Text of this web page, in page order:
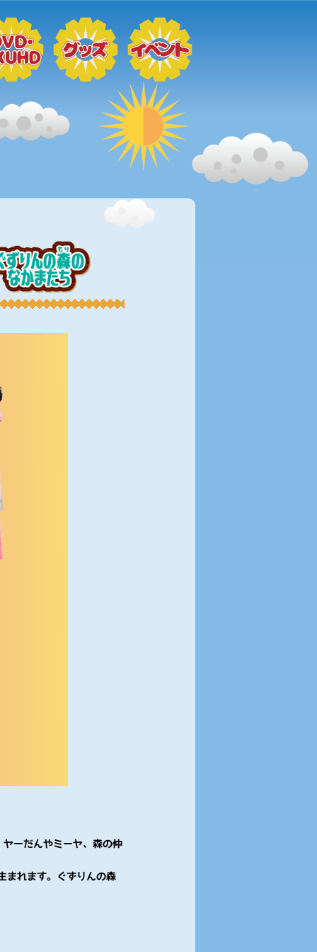
ーだんやミーヤ、森の仲
まれます。ぐずりんの森